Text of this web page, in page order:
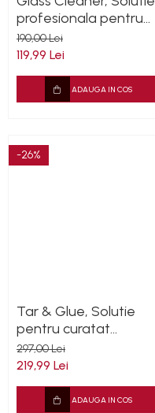
profesionala pentru
curatat geamuri,
parbriz 5L
190,00 Lei
119,99 Lei
ADAUGA IN COS
-26%
Tar & Glue, Solutie
pentru curatat
rezidurile de smoala,
lipici, cauciuc, ulei, 5L
297,00 Lei
219,99 Lei
ADAUGA IN COS